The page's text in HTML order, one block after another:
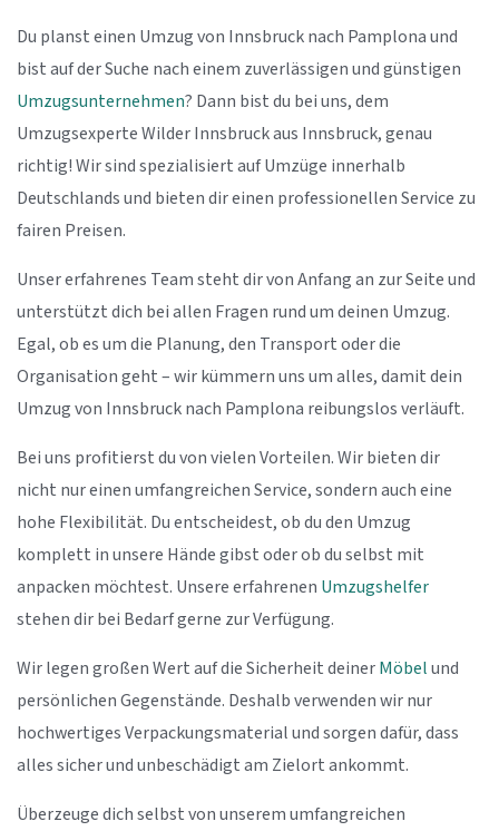
Du planst einen Umzug von Innsbruck nach Pamplona und
bist auf der Suche nach einem zuverlässigen und günstigen
Umzugsunternehmen? Dann bist du bei uns, dem
Umzugsexperte Wilder Innsbruck aus Innsbruck, genau
richtig! Wir sind spezialisiert auf Umzüge innerhalb
Deutschlands und bieten dir einen professionellen Service zu
fairen Preisen.
Unser erfahrenes Team steht dir von Anfang an zur Seite und
unterstützt dich bei allen Fragen rund um deinen Umzug.
Egal, ob es um die Planung, den Transport oder die
Organisation geht – wir kümmern uns um alles, damit dein
Umzug von Innsbruck nach Pamplona reibungslos verläuft.
Bei uns profitierst du von vielen Vorteilen. Wir bieten dir
nicht nur einen umfangreichen Service, sondern auch eine
hohe Flexibilität. Du entscheidest, ob du den Umzug
komplett in unsere Hände gibst oder ob du selbst mit
anpacken möchtest. Unsere erfahrenen Umzugshelfer
stehen dir bei Bedarf gerne zur Verfügung.
Wir legen großen Wert auf die Sicherheit deinerMöbelund
persönlichen Gegenstände. Deshalb verwenden wir nur
hochwertiges Verpackungsmaterial und sorgen dafür, dass
alles sicher und unbeschädigt am Zielort ankommt.
Überzeuge dich selbst von unserem umfangreichen